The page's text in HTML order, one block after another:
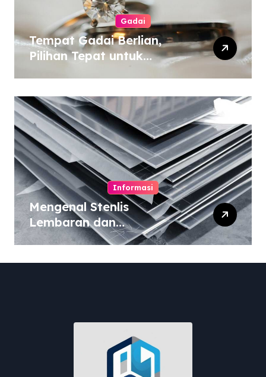
Gadai
Tempat Gadai Berlian,
Pilihan Tepat untuk
Informasi
Mengenal Stenlis
Lembaran dan
Komposisinya